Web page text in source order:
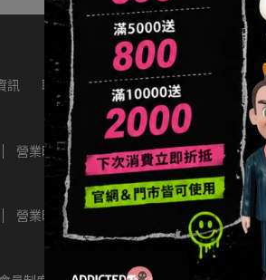
訊 聯繫我們 統編：83363549 信
營業時間：11:00-22:00 地址：高雄市楠
營業時間：11:00-22:00 地址：台北市